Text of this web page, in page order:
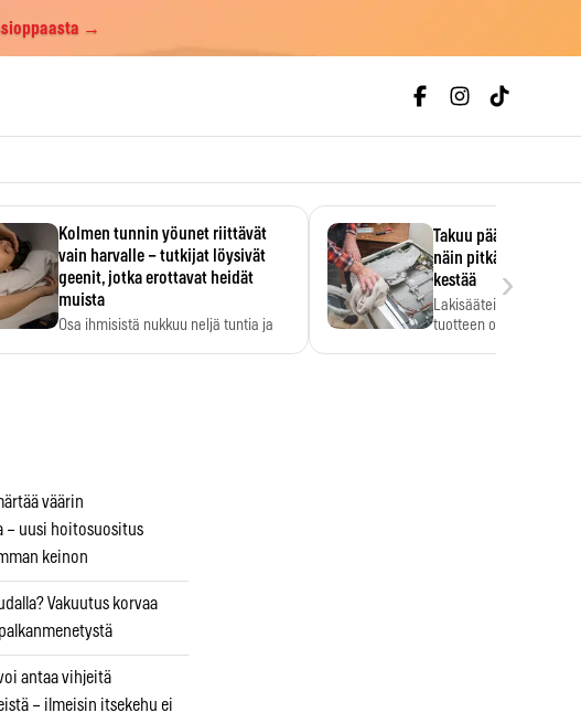
→
Kolmen tunnin yöunet riittävät
vain harvalle – tutkijat löysivät
geenit, jotka erottavat heidät
muista
Osa ihmisistä nukkuu neljä tuntia ja
Takuu päättyi,
näin pitkään
kestää
Lakisääteinen
tuotteen oletetun
›
väärin
– uusi hoitosuositus
keinon
Vakuutus korvaa
antaa vihjeitä
– ilmeisin itsekehu ei